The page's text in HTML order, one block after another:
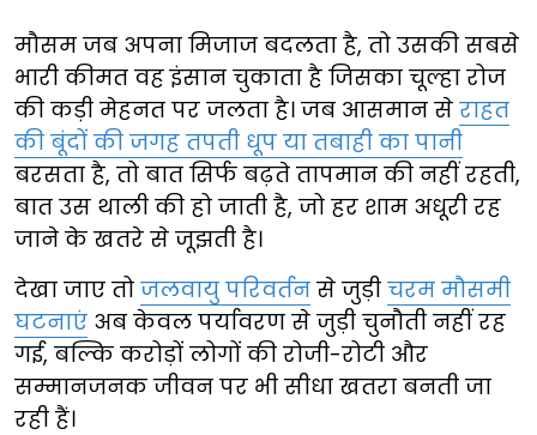
मौसम जब अपना मिजाज बदलता है, तो उसकी सबसे
भारी कीमत वह इंसान चुकाता है जिसका चूल्हा रोज
की कड़ी मेहनत पर जलता है। जब आसमान से राहत
की बूंदों की जगह तपती धूप या तबाही का पानी
बरसता है, तो बात सिर्फ बढ़ते तापमान की नहीं रहती,
बात उस थाली की हो जाती है, जो हर शाम अधूरी रह
जाने के खतरे से जूझती है।
देखा जाए तो जलवायु परिवर्तन से जुड़ी चरम मौसमी
घटनाएं अब केवल पर्यावरण से जुड़ी चुनौती नहीं रह
गई, बल्कि करोड़ों लोगों की रोजी-रोटी और
सम्मानजनक जीवन पर भी सीधा खतरा बनती जा
रही हैं।